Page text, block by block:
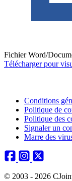
Fichier Word/
Télécharger pour
Conditions
Politique de
Politique des
Signaler un
Marre des
© 2003 - 2026